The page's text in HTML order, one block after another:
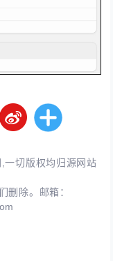
一切版权均归源网站
删除。邮箱：